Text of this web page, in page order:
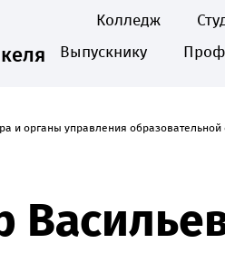
Колледж
Выпускнику
и органы управления